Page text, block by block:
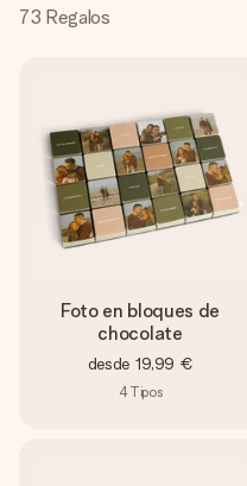
73 Regalos
Foto en bloques de
chocolate
desde 19,99 €
4Tipos